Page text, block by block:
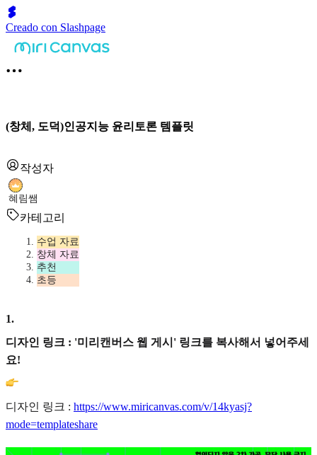
Creado con Slashpage
(창체, 도덕)인공지능 윤리토론 템플릿
작성자
혜림쌤
카테고리
수업 자료
창체 자료
추천
초등
1.
디자인 링크 : '미리캔버스 웹 게시' 링크를 복사해서 넣어주세
요!
디자인 링크 : https://www.miricanvas.com/v/14kyasj?
mode=templateshare